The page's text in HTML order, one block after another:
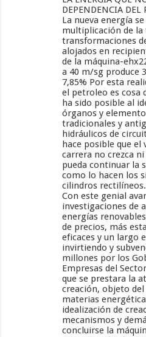
DEPENDENCIA DEL
La nueva energía
multiplicación de la
transformaciones
alojados en
de la máquina-
a 40 m/sg produce
7,85% Por esta
el petroleo es cosa
ha sido posible al
órganos y
tradicionales y
hidráulicos de
hace posible que el
carrera no crezca
pueda continuar la
como lo hacen los
cilindros rectilíneos.
Con este genial
investigaciones de
energías
de precios, más
eficaces y un largo
invirtiendo y
millones por los
Empresas del
que se prestara la
creación, objeto
materias
idealización de
mecanismos y
concluirse la